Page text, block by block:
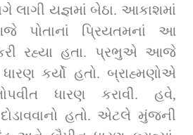
લાગી યજ્ઞમાં બેઠા. આકાશમાં
પોતાનાં પ્રિયતમનાં આ
કરી રહ્યા હતા. પ્રભુએ આજે
કર્યો હતો. બ્રાહ્મણોએ
ધારણ કરાવી. હવે,
હતો. એટલે મુંજની